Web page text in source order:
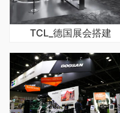
TCL_德国展会搭建